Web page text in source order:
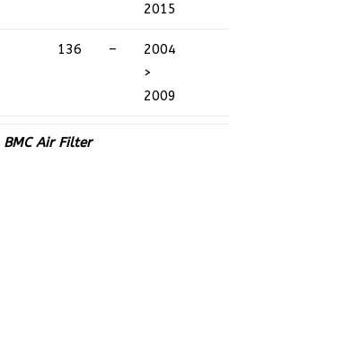
2015
136 –
2004
>
2009
BMC Air Filter